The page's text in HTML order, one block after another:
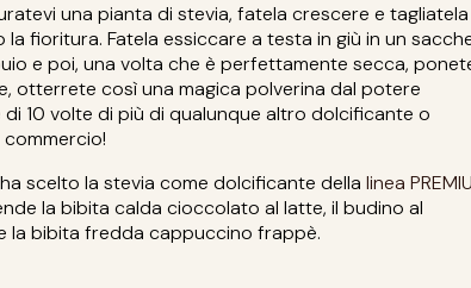
una pianta di stevia, fatela crescere e tagliatela
fioritura. Fatela essiccare a testa in giù in un
e poi, una volta che è perfettamente secca,
otterrete così una magica polverina dal potere
10 volte di più di qualunque altro dolcificante o
ha scelto la stevia come dolcificante della linea
la bibita calda cioccolato al latte, il budino al
la bibita fredda cappuccino frappè.